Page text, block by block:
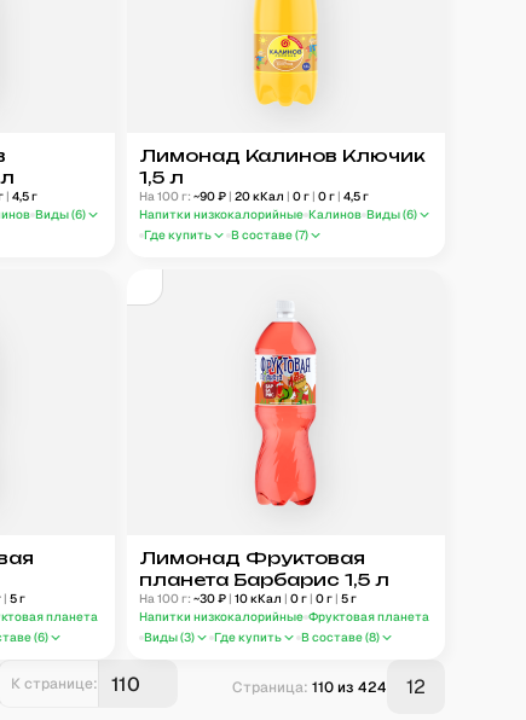
| 4,5г
Виды (6)
Лимонад Калинов Ключик
1,5 л
На 100 г: ~90₽ | 20кКал | 0г | 0г | 4,5г
Напитки низкокалорийные Калинов Виды (6)
Где купить
В составе (7)
| 5г
планета
(6)
Лимонад Фруктовая
планета Барбарис 1,5 л
На 100 г: ~30₽ | 10кКал | 0г | 0г | 5г
Напитки низкокалорийные Фруктовая планета
Виды (3) Где купить В составе (8)
К странице: Страница: 110из 424 12